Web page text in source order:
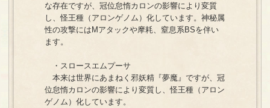
な存在ですが、冠位怠惰カロンの影響により変質
し、怪王種（アロンゲノム）化しています。神秘属
性の攻撃にはMアタックや摩耗、窒息系BSを伴い
ます。
・スロースエムプーサ
本来は世界にあまねく邪妖精『夢魔』ですが、冠
位怠惰カロンの影響により変質し、怪王種（アロン
ゲノム）化しています。